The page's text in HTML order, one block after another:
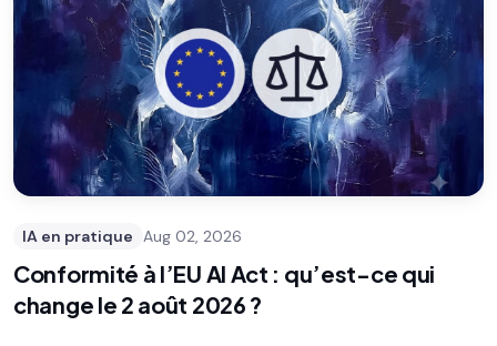
IA en pratique Aug 02, 2026
Conformité à l’EU AI Act : qu’est-ce qui
change le 2 août 2026 ?